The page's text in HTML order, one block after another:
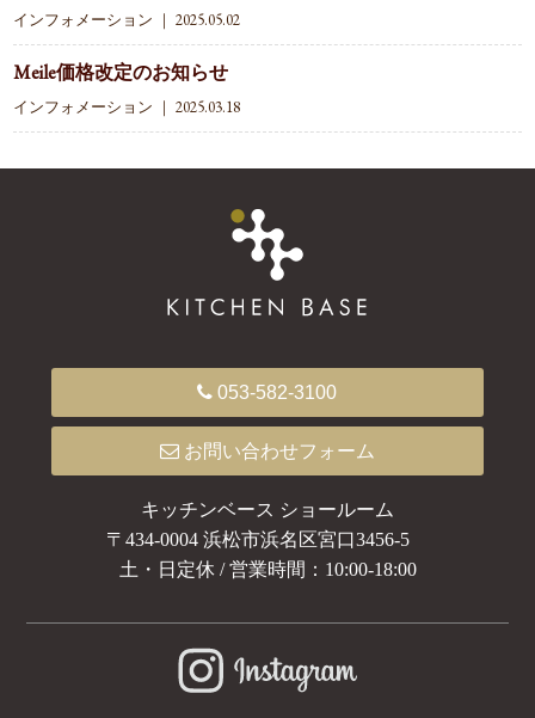
インフォメーション ｜ 2025.05.02
Meile価格改定のお知らせ
インフォメーション ｜ 2025.03.18
053-582-3100
お問い合わせフォーム
キッチンベース ショールーム
〒434-0004 浜松市浜名区宮口3456-5
土・日定休 / 営業時間：10:00-18:00